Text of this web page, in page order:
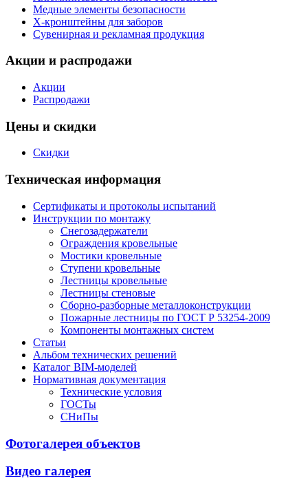
Медные элементы безопасности
X-кронштейны для заборов
Сувенирная и рекламная продукция
Акции и распродажи
Акции
Распродажи
Цены и скидки
Скидки
Техническая информация
Сертификаты и протоколы испытаний
Инструкции по монтажу
Снегозадержатели
Ограждения кровельные
Мостики кровельные
Ступени кровельные
Лестницы кровельные
Лестницы стеновые
Сборно-разборные металлоконструкции
Пожарные лестницы по ГОСТ Р 53254-2009
Компоненты монтажных систем
Статьи
Альбом технических решений
Каталог BIM-моделей
Нормативная документация
Технические условия
ГОСТы
СНиПы
Фотогалерея объектов
Видео галерея